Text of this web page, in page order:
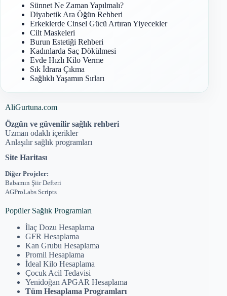
Sünnet Ne Zaman Yapılmalı?
Diyabetik Ara Öğün Rehberi
Erkeklerde Cinsel Gücü Artıran Yiyecekler
Cilt Maskeleri
Burun Estetiği Rehberi
Kadınlarda Saç Dökülmesi
Evde Hızlı Kilo Verme
Sık İdrara Çıkma
Sağlıklı Yaşamın Sırları
AliGurtuna.com
Özgün ve güvenilir sağlık rehberi
Uzman odaklı içerikler
Anlaşılır sağlık programları
Site Haritası
Diğer Projeler:
Babamın Şiir Defteri
AGProLabs Scripts
Popüler Sağlık Programları
İlaç Dozu Hesaplama
GFR Hesaplama
Kan Grubu Hesaplama
Promil Hesaplama
İdeal Kilo Hesaplama
Çocuk Acil Tedavisi
Yenidoğan APGAR Hesaplama
Tüm Hesaplama Programları